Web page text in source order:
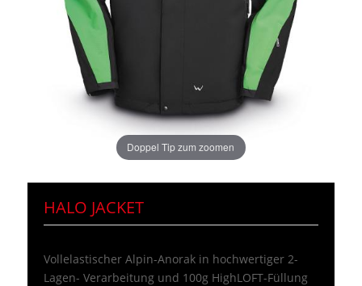
Doppel Tip zum zoomen
HALO JACKET
Vollelastischer Alpin-Anorak in hochwertiger 2-
Lagen- Verarbeitung und 100g HighLOFT-Füllung